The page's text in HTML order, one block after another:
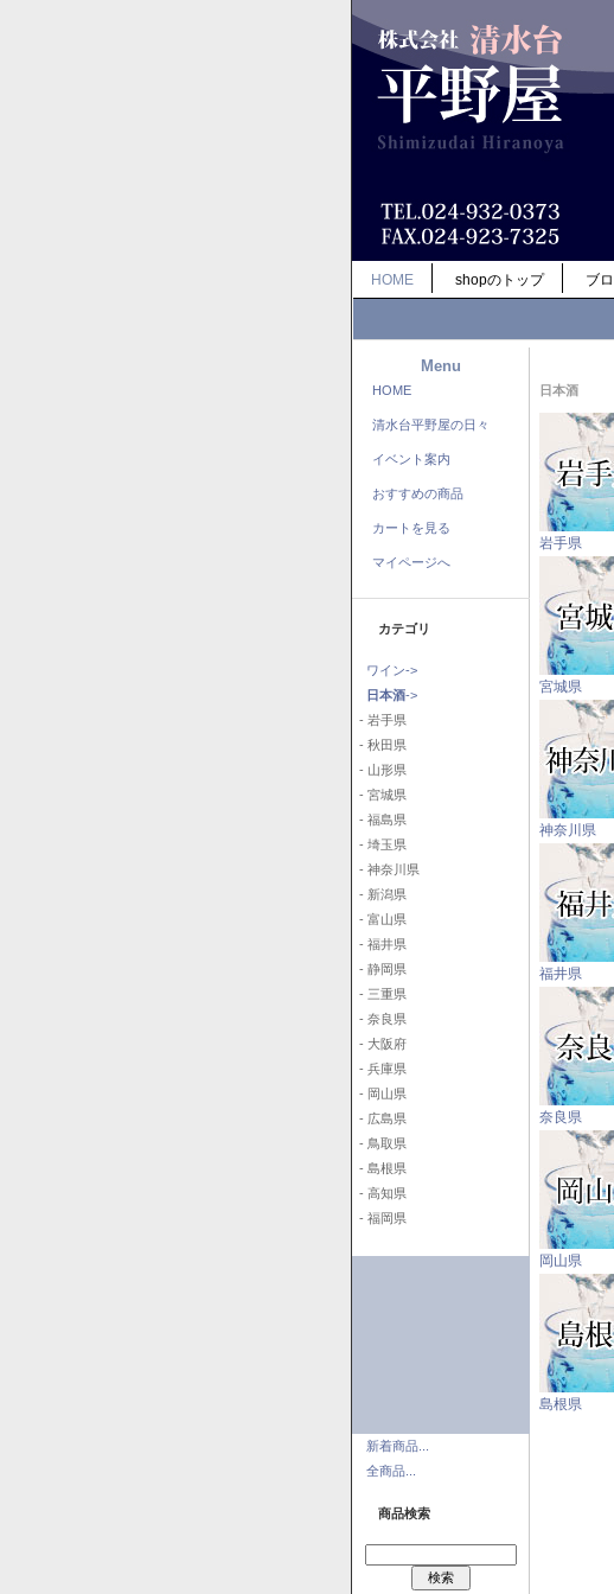
HOME shopのトップ ブ
Menu
HOME
清水台平野屋の日々
イベント案内
おすすめの商品
カートを見る
マイページへ
カテゴリ
ワイン->
日本酒->
- 岩手県
- 秋田県
- 山形県
- 宮城県
- 福島県
- 埼玉県
- 神奈川県
- 新潟県
- 富山県
- 福井県
- 静岡県
- 三重県
- 奈良県
- 大阪府
- 兵庫県
- 岡山県
- 広島県
- 鳥取県
- 島根県
- 高知県
- 福岡県
新着商品...
全商品...
商品検索
日本酒
岩手県
宮城県
神奈川県
福井県
奈良県
岡山県
島根県